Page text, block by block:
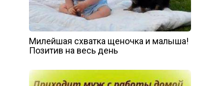
Милейшая схватка щеночка и малыша!
Позитив на весь день